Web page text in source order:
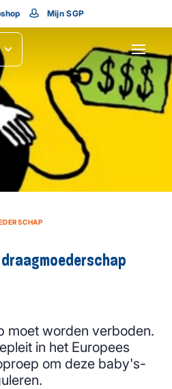
Mijn SGP
SLUITEN
moet worden verboden.
in het Europees
om deze baby's-